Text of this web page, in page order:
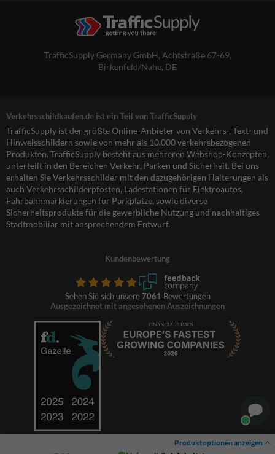
Produktoptionen anzeigen
TrafficSupply Germany GmbH, Achtstraße 67-69,
Birkenfeld/Nahe, DE
Verkehrsschildkaufen.de ist ein Teil von TrafficSupply
TrafficSupply ist der größte Online-Anbieter von Verkehrs-, Text- und
Hinweisschildern sowie von mehr als 10.000 verkehrsbezogenen
Produkten. TrafficSupply besteht aus mehreren Webshop-Konzepten,
unterteilt in den Bereichen Verkehr, Parken und Sicherheit. Bei uns
erhalten Sie Verkehrsschilder mit den dazugehörigen Halterungen als
auch Verkehrsschilderpfosten, Ladestationen für Elektroautos,
Fahrbahnmarkierungen für Parkplätze, sowie diverse
Sicherheitsprodukte für die gewerbliche Nutzung und nachhaltiges
Stadtmobiliar mit ansprechendem Entwurf.
Kundenbewertung
Sehen Sie sich unsere 7061 Bewertungen
Ausgezeichnet mit angesehenen Auszeichnungen